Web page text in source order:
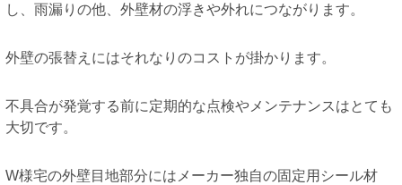
し、雨漏りの他、外壁材の浮きや外れにつながります。
外壁の張替えにはそれなりのコストが掛かります。
不具合が発覚する前に定期的な点検やメンテナンスはとても
大切です。
W様宅の外壁目地部分にはメーカー独自の固定用シール材